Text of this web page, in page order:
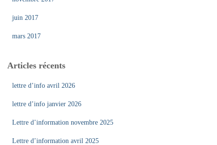
juin 2017
mars 2017
Articles récents
lettre d’info avril 2026
lettre d’info janvier 2026
Lettre d’information novembre 2025
Lettre d’information avril 2025